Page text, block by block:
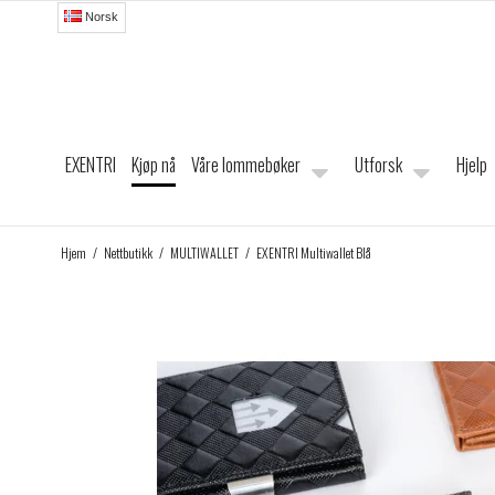
Norsk
EXENTRI Kjøp nå Våre lommebøker Utforsk Hjelp
Hjem / Nettbutikk / MULTIWALLET / EXENTRI Multiwallet Blå